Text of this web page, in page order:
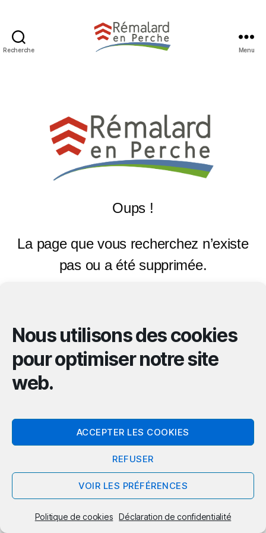
Nous utilisons des cookies
pour optimiser notre site
web.
ACCEPTER LES COOKIES
REFUSER
VOIR LES PRÉFÉRENCES
Politique de cookies Déclaration de confidentialité
Recherche Menu
Oups !
La page que vous recherchez n’existe
pas ou a été supprimée.
© 2026REMALARD-EN-PERCHE